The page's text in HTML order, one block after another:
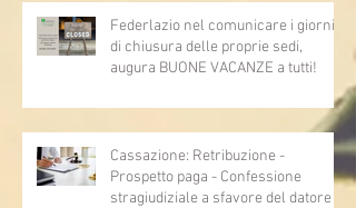
Federlazio nel comunicare i giorni
di chiusura delle proprie sedi,
augura BUONE VACANZE a tutti!
Cassazione: Retribuzione -
Prospetto paga - Confessione
stragiudiziale a sfavore del datore di